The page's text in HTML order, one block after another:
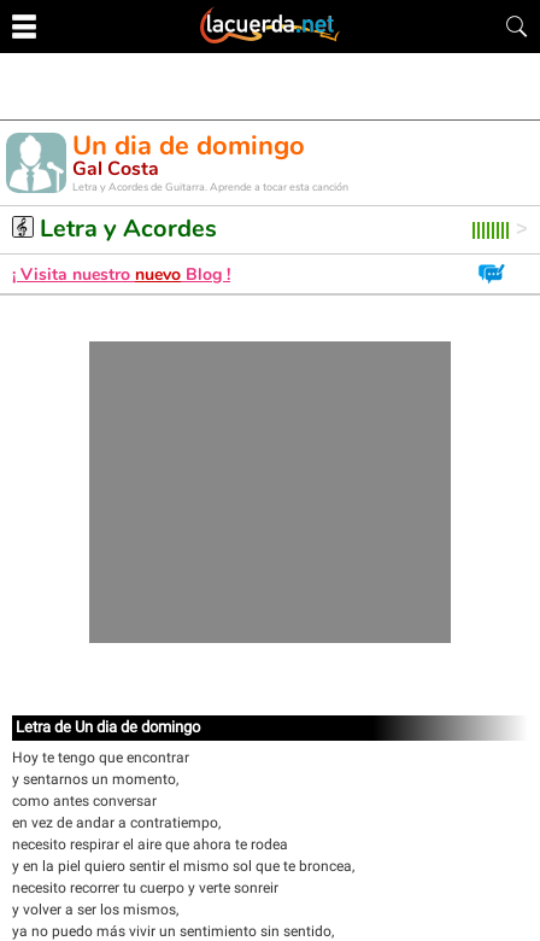
Un dia de domingo
Gal Costa
Letra y Acordes de Guitarra. Aprende a tocar esta canción
Letra y Acordes
¡ Visita nuestro nuevo Blog !
Letra de Un dia de domingo
Hoy te tengo que encontrar
y sentarnos un momento,
como antes conversar
en vez de andar a contratiempo,
necesito respirar el aire que ahora te rodea
y en la piel quiero sentir el mismo sol que te broncea,
necesito recorrer tu cuerpo y verte sonreir
y volver a ser los mismos,
ya no puedo más vivir un sentimiento sin sentido,